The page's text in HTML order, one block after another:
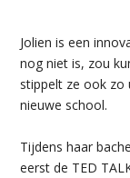
Jolien is een
nog niet is, zou
stippelt ze ook
nieuwe school.
Tijdens haar
eerst de TED
TEAM